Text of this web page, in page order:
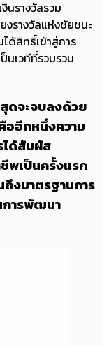
นรางวัลรวม
งรางวัลแห่งชัยชนะ
ด้สิทธิ์เข้าสู่การ
นเวทีที่รวบรวม
ดจะจบลงด้วย
ออีกหนึ่งความ
ได้สัมผัส
พเป็นครั้งแรก
ถึงมาตรฐานการ
การพัฒนา